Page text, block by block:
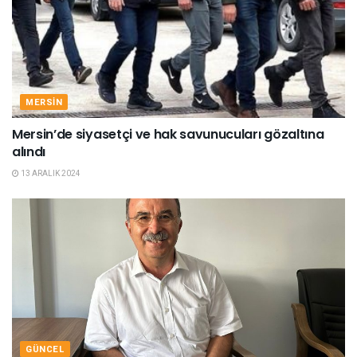
MERSIN
Mersin’de siyasetçi ve hak savunucuları gözaltına
alındı
13 ARALIK 2024
GÜNCEL